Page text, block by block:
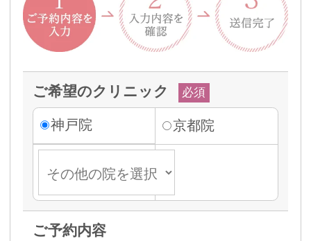
ご希望のクリニック 必須
神戸院 京都院
ご予約内容